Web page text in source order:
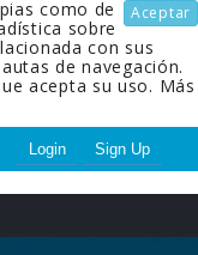
Aceptar
como de
sobre
con sus
de navegación.
acepta su uso. Más
Login Sign Up